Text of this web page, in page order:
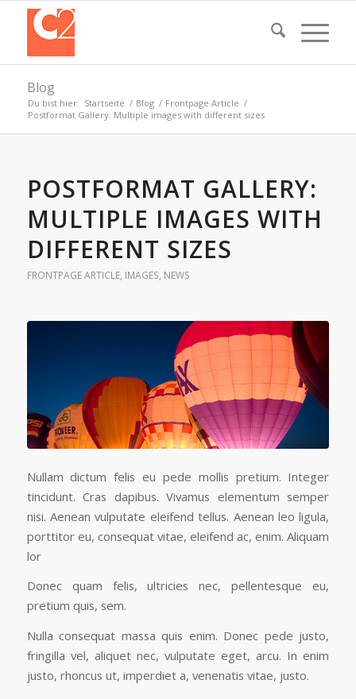
Blog
Du bist hier: Startseite / Blog / Frontpage Article /
Postformat Gallery: Multiple images with different sizes
POSTFORMAT GALLERY:
MULTIPLE IMAGES WITH
DIFFERENT SIZES
FRONTPAGE ARTICLE, IMAGES, NEWS
Nullam dictum felis eu pede mollis pretium. Integer
tincidunt. Cras dapibus. Vivamus elementum semper
nisi. Aenean vulputate eleifend tellus. Aenean leo ligula,
porttitor eu, consequat vitae, eleifend ac, enim. Aliquam
lor
Donec quam felis, ultricies nec, pellentesque eu,
pretium quis, sem.
Nulla consequat massa quis enim. Donec pede justo,
fringilla vel, aliquet nec, vulputate eget, arcu. In enim
justo, rhoncus ut, imperdiet a, venenatis vitae, justo.